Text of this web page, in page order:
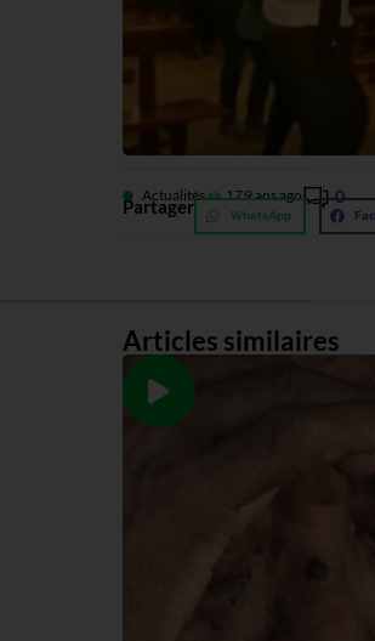
Actualités 179 ans ago 0
Partager WhatsApp
Articles similaires